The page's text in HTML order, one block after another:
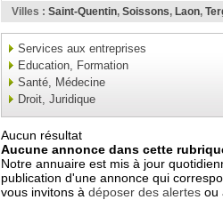
Villes : Saint-Quentin, Soissons, Laon,
Services aux entreprises
Education, Formation
Santé, Médecine
Droit, Juridique
Aucun résultat
Aucune annonce dans cette
Notre annuaire est mis à jour
publication d'une annonce qui
vous invitons à déposer des alertes ou